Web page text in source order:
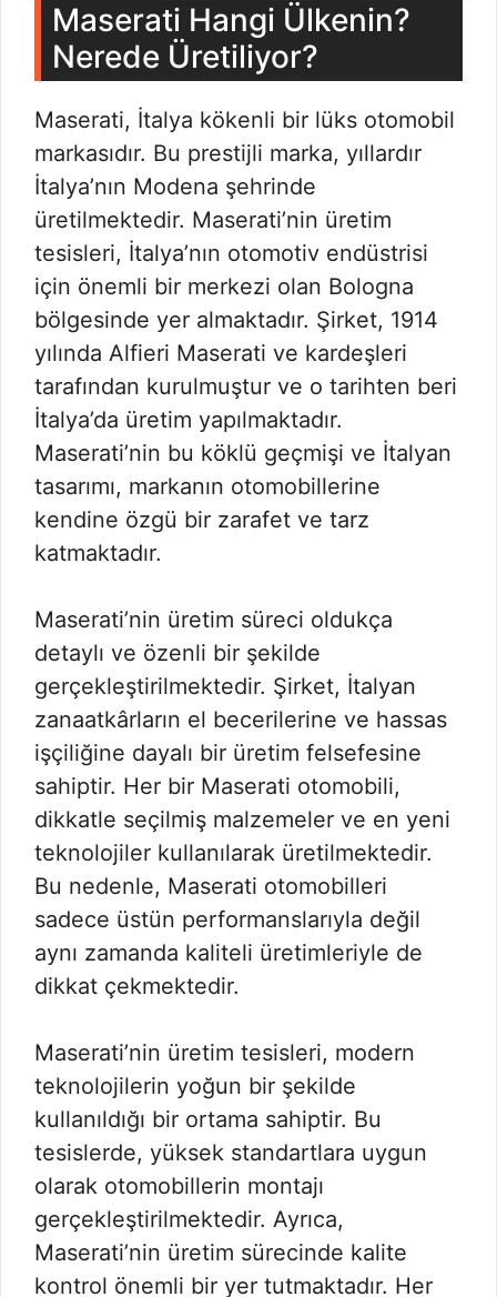
Maserati Hangi Ülkenin?
Nerede Üretiliyor?
Maserati, İtalya kökenli bir lüks otomobil
markasıdır. Bu prestijli marka, yıllardır
İtalya’nın Modena şehrinde
üretilmektedir. Maserati’nin üretim
tesisleri, İtalya’nın otomotiv endüstrisi
için önemli bir merkezi olan Bologna
bölgesinde yer almaktadır. Şirket, 1914
yılında Alfieri Maserati ve kardeşleri
tarafından kurulmuştur ve o tarihten beri
İtalya’da üretim yapılmaktadır.
Maserati’nin bu köklü geçmişi ve İtalyan
tasarımı, markanın otomobillerine
kendine özgü bir zarafet ve tarz
katmaktadır.
Maserati’nin üretim süreci oldukça
detaylı ve özenli bir şekilde
gerçekleştirilmektedir. Şirket, İtalyan
zanaatkârların el becerilerine ve hassas
işçiliğine dayalı bir üretim felsefesine
sahiptir. Her bir Maserati otomobili,
dikkatle seçilmiş malzemeler ve en yeni
teknolojiler kullanılarak üretilmektedir.
Bu nedenle, Maserati otomobilleri
sadece üstün performanslarıyla değil
aynı zamanda kaliteli üretimleriyle de
dikkat çekmektedir.
Maserati’nin üretim tesisleri, modern
teknolojilerin yoğun bir şekilde
kullanıldığı bir ortama sahiptir. Bu
tesislerde, yüksek standartlara uygun
olarak otomobillerin montajı
gerçekleştirilmektedir. Ayrıca,
Maserati’nin üretim sürecinde kalite
kontrol önemli bir yer tutmaktadır. Her